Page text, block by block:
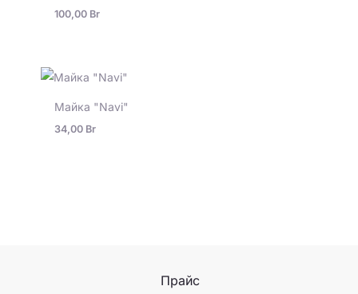
100,00 Br
Майка "Navi"
34,00 Br
Прайс